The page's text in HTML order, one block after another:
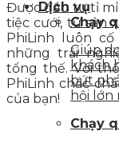
Dịch vụ
Chạy
Giúp
khách
bứt
hội lớn
Chạy
Được đầu tư tỉ
tiệc cưới, từ sản
PhiLinh luôn
những trải
tổng thế. Với
PhiLinh chắc
của bạn!